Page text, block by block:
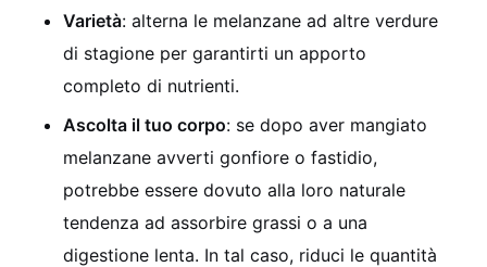
Varietà: alterna le melanzane ad altre verdure
di stagione per garantirti un apporto
completo di nutrienti.
Ascolta il tuo corpo: se dopo aver mangiato
melanzane avverti gonfiore o fastidio,
potrebbe essere dovuto alla loro naturale
tendenza ad assorbire grassi o a una
digestione lenta. In tal caso, riduci le quantità